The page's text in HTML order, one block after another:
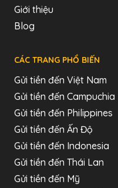
Giới thiệu
Blog
CÁC TRANG PHỔ BIẾN
Gửi tiền đến Việt Nam
Gửi tiền đến Campuchia
Gửi tiền đến Philippines
Gửi tiền đến Ấn Độ
Gửi tiền đến Indonesia
Gửi tiền đến Thái Lan
Gửi tiền đến Mỹ